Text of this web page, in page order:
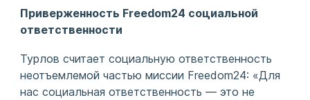
Приверженность Freedom24 социальной
ответственности
Турлов считает социальную ответственность
неотъемлемой частью миссии Freedom24: «Для
нас социальная ответственность — это не